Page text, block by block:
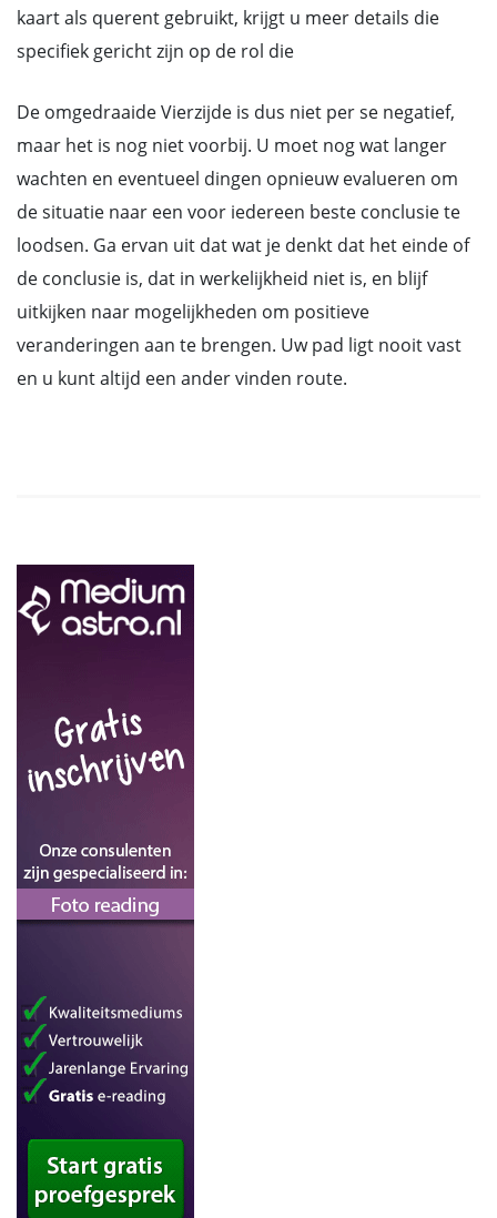
kaart als querent gebruikt, krijgt u meer details die
specifiek gericht zijn op de rol die
De omgedraaide Vierzijde is dus niet per se negatief,
maar het is nog niet voorbij. U moet nog wat langer
wachten en eventueel dingen opnieuw evalueren om
de situatie naar een voor iedereen beste conclusie te
loodsen. Ga ervan uit dat wat je denkt dat het einde of
de conclusie is, dat in werkelijkheid niet is, en blijf
uitkijken naar mogelijkheden om positieve
veranderingen aan te brengen. Uw pad ligt nooit vast
en u kunt altijd een ander vinden route.